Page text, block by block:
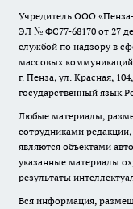
Учредитель ООО
ЭЛ № ФС77-68170 от 27
службой по надзору в
массовых
г. Пенза, ул. Красная,
государственный язык
Любые материалы,
сотрудниками
являются объектами
указанные материалы
результаты
Вся информация,